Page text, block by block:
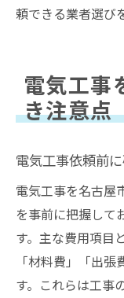
頼できる業者選び
電気工事
き注意点
電気工事依頼前
電気工事を名古屋
を事前に把握して
す。主な費用項目
「材料費」「出
す。これらは工事